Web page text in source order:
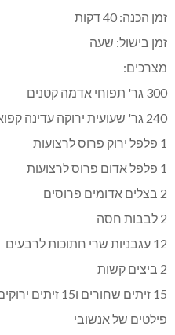
זמן הכנה: 40 דקות
זמן בישול: שעה
מצרכים:
300 גר' תפוחי אדמה קטנים
240 גר' שעועית ירוקה עדינה קפואה
1 פלפל ירוק פרוס לרצועות
1 פלפל אדום פרוס לרצועות
2 בצלים אדומים פרוסים
2 לבבות חסה
12 עגבניות שרי חתוכות לרבעים
2 ביצים קשות
15 זיתים שחורים ו15 זיתים ירוקים פרוסים לטבעות
פילטים של אנשובי